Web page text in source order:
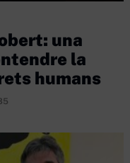
una
la
humans